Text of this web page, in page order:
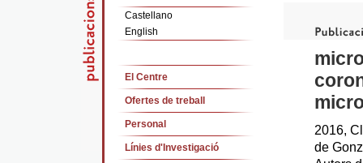
Castellano
English
El Centre
Ofertes de treball
Personal
Línies d'Investigació
2016,
de